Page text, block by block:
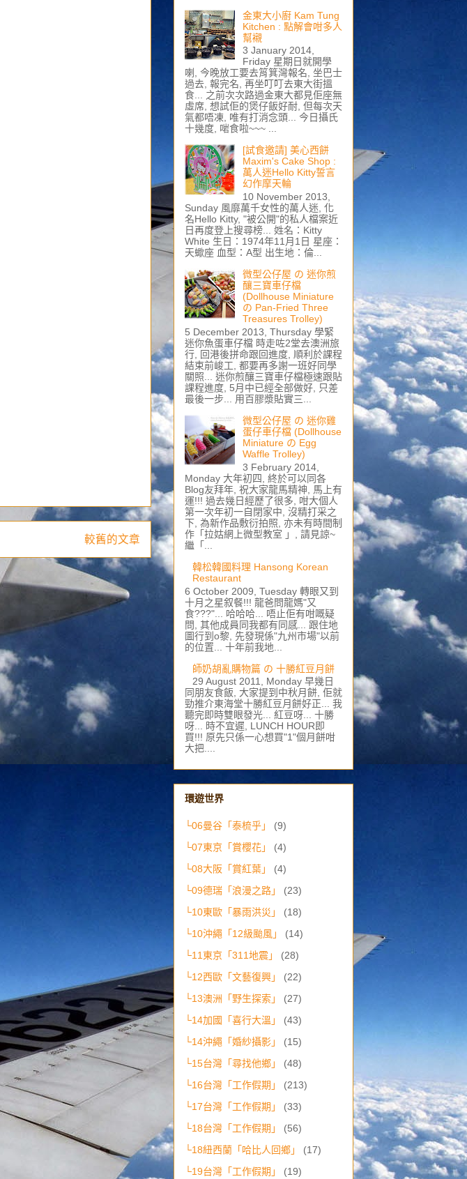
較舊的文章
金東大小廚 Kam Tung
Kitchen : 點解會咁多人
幫襯
3 January 2014,
Friday 星期日就開學
喇, 今晚放工要去筲箕灣報名, 坐巴士
過去, 報完名, 再坐叮叮去東大街搵
食... 之前次次路過金東大都見佢座無
虛席, 想試佢的煲仔飯好耐, 但每次天
氣都唔凍, 唯有打消念頭... 今日攝氏
十幾度, 啱食啦~~~ ...
[試食邀請] 美心西餅
Maxim's Cake Shop :
萬人迷Hello Kitty誓言
幻作摩天輪
10 November 2013,
Sunday 風靡萬千女性的萬人迷, 化
名Hello Kitty, "被公開"的私人檔案近
日再度登上搜尋榜... 姓名：Kitty
White 生日：1974年11月1日 星座：
天蠍座 血型：A型 出生地：倫...
微型公仔屋 の 迷你煎
釀三寶車仔檔
(Dollhouse Miniature
の Pan-Fried Three
Treasures Trolley)
5 December 2013, Thursday 學緊
迷你魚蛋車仔檔 時走咗2堂去澳洲旅
行, 回港後拼命跟回進度, 順利於課程
結束前峻工, 都要再多謝一班好同學
關照... 迷你煎釀三寶車仔檔極速跟貼
課程進度, 5月中已經全部做好, 只差
最後一步... 用百膠漿貼實三...
微型公仔屋 の 迷你雞
蛋仔車仔檔 (Dollhouse
Miniature の Egg
Waffle Trolley)
3 February 2014,
Monday 大年初四, 終於可以同各
Blog友拜年, 祝大家龍馬精神, 馬上有
運!!! 過去幾日經歷了很多, 咁大個人
第一次年初一自閉家中, 沒精打采之
下, 為新作品敷衍拍照, 亦未有時間制
作「拉姑網上微型教室 」, 請見諒~
繼「...
韓松韓國料理 Hansong Korean
Restaurant
6 October 2009, Tuesday 轉眼又到
十月之星叙餐!!! 龍爸問龍媽"又
食???"... 哈哈哈... 唔止佢有咁嘅疑
問, 其他成員同我都有同感... 跟住地
圖行到o黎, 先發現係"九州市場"以前
的位置... 十年前我地...
師奶胡亂購物篇 の 十勝紅豆月餅
29 August 2011, Monday 早幾日
同朋友食飯, 大家提到中秋月餅, 佢就
勁推介東海堂十勝紅豆月餅好正... 我
聽完即時雙眼發光... 紅豆呀... 十勝
呀... 時不宜遲, LUNCH HOUR即
買!!! 原先只係一心想買"1"個月餅咁
大把....
環遊世界
└06曼谷「泰梳乎」
(9)
└07東京「賞櫻花」
(4)
└08大阪「賞紅葉」
(4)
└09德瑞「浪漫之路」
(23)
└10東歐「暴雨洪災」
(18)
└10沖繩「12級颱風」
(14)
└11東京「311地震」
(28)
└12西歐「文藝復興」
(22)
└13澳洲「野生探索」
(27)
└14加國「喜行大溫」
(43)
└14沖繩「婚紗攝影」
(15)
└15台灣「尋找他鄉」
(48)
└16台灣「工作假期」
(213)
└17台灣「工作假期」
(33)
└18台灣「工作假期」
(56)
└18紐西蘭「哈比人回鄉」
(17)
└19台灣「工作假期」
(19)